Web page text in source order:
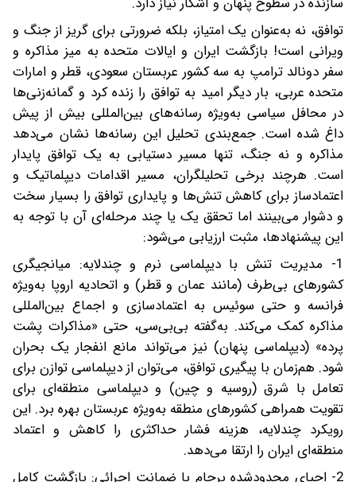
توافق، نه به‌عنوان یک امتیاز، بلکه ضرورتی برای گریز از جنگ و
ویرانی است! بازگشت ایران و ایالات متحده به میز مذاکره و
سفر دونالد ترامپ به سه کشور عربستان سعودی، قطر و امارات
متحده عربی، بار دیگر امید به توافق را زنده کرد و گمانه‌زنی‌ها
در محافل سیاسی به‌ویژه رسانه‌های بین‌المللی بیش از پیش
داغ شده است. جمع‌بندی تحلیل‌ این رسانه‌ها نشان می‌دهد
مذاکره و نه جنگ، تنها مسیر دستیابی به یک توافق پایدار
است. هرچند برخی تحلیلگران، مسیر اقدامات دیپلماتیک و
اعتمادساز برای کاهش تنش‌ها و پایداری توافق را بسیار سخت
و دشوار می‌بینند اما تحقق یک یا چند مرحله‌ای آن با توجه به
این پیشنهادها، مثبت ارزیابی می‌شود:
1- مدیریت تنش با دیپلماسی نرم و چندلایه: میانجیگری
کشورهای بی‌طرف (مانند عمان و قطر) و اتحادیه اروپا به‌ویژه
فرانسه و حتی سوئیس به اعتمادسازی و اجماع بین‌المللی
مذاکره کمک می‌کند. به‌گفته بی‌بی‌سی، حتی «مذاکرات پشت‌
پرده» (دیپلماسی پنهان) نیز می‌تواند مانع انفجار یک بحران
شود. هم‌زمان با پیگیری توافق، می‌توان از دیپلماسی توازن برای
تعامل با شرق (روسیه و چین) و دیپلماسی منطقه‌ای برای
تقویت همراهی کشورهای منطقه به‌ویژه عربستان بهره برد. این
رویکرد چندلایه، هزینه فشار حداکثری را کاهش و اعتماد
منطقه‌ای‌ ایران را ارتقا می‌دهد.
2- احیای محدودشده برجام با ضمانت اجرائی: بازگشت کامل